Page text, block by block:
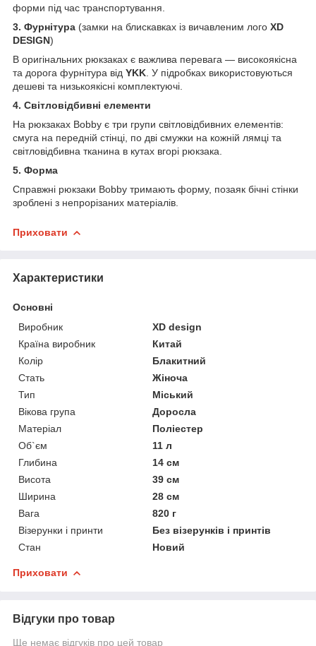
форми під час транспортування.
3. Фурнітура (замки на блискавках із вичавленим лого XD
DESIGN)
В оригінальних рюкзаках є важлива перевага — високоякісна
та дорога фурнітура від YKK . У підробках використовуються
дешеві та низькоякісні комплектуючі.
4. Світловідбивні елементи
На рюкзаках Bobby є три групи світловідбивних елементів:
смуга на передній стінці, по дві смужки на кожній лямці та
світловідбивна тканина в кутах вгорі рюкзака.
5. Форма
Справжні рюкзаки Bobby тримають форму, позаяк бічні стінки
зроблені з непрорізаних матеріалів.
Приховати
Характеристики
Основні
Виробник
XD design
Країна виробник
Китай
Колір
Блакитний
Стать
Жіноча
Тип
Міський
Вікова група
Доросла
Матеріал
Поліестер
Об`єм
11 л
Глибина
14 см
Висота
39 см
Ширина
28 см
Вага
820 г
Візерунки і принти
Без візерунків і принтів
Стан
Новий
Приховати
Відгуки про товар
Ще немає відгуків про цей товар